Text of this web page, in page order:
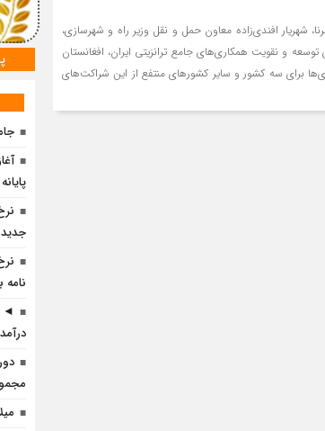
شهریار افندی‌زاده معاون حمل و نقل وزیر راه و شهرسازی،
و نقویت همکاری‌های جامع ترانزیتی ایران، افغانستان
برای سه کشور و سایر کشورهای منتفع از این شراکت‌های
نامه
◄